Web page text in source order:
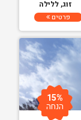
זוג, ללילה
פרטים
15%
הנחה